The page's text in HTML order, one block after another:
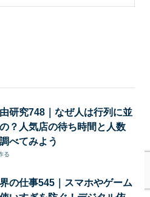
研究748｜なぜ人は行列に並
？人気店の待ち時間と人数
べてみよう
る
の仕事545｜スマホやゲーム